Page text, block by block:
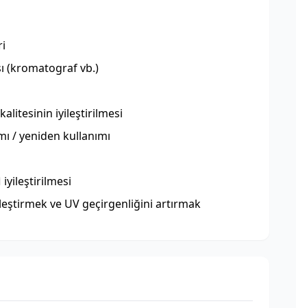
(kromatograf vb.)
iyileştirilmesi
/ yeniden kullanımı
iyileştirilmesi
ve UV geçirgenliğini artırmak